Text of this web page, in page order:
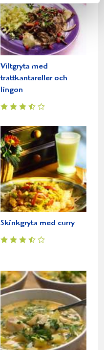
Viltgryta med
trattkantareller och
lingon
Skinkgryta med curry